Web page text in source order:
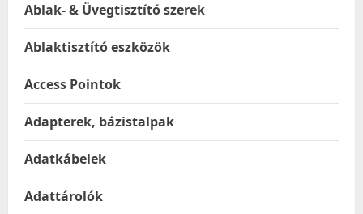
Ablak- & Üvegtisztító szerek
Ablaktisztító eszközök
Access Pointok
Adapterek, bázistalpak
Adatkábelek
Adattárolók